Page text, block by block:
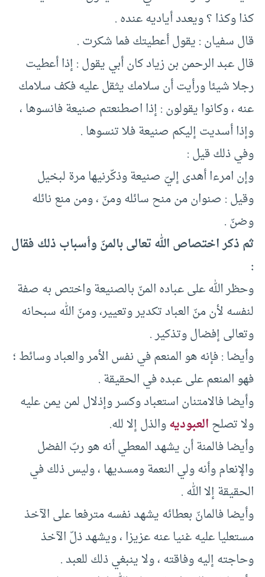
كذا وكذا ؟ ويعدد أياديه عنده .
قال سفيان : يقول أعطيتك فما شكرت .
قال عبد الرحمن بن زياد كان أبي يقول : إذا أعطيت
رجلا شيئا ورأيت أن سلامك يثقل عليه فكف سلامك
عنه ، وكانوا يقولون : إذا اصطنعتم صنيعة فانسوها ،
وإذا أسديت إليكم صنيعة فلا تنسوها .
وفي ذلك قيل :
وإن امرءا أهدى إليّ صنيعة وذكّرنيها مرة لبخيل
وقيل : صنوان من منح سائله ومنّ ، ومن منع نائله
وضنّ .
ثم ذكر اختصاص الله تعالى بالمنّ وأسباب ذلك فقال
:
وحظر الله على عباده المنّ بالصنيعة واختص به صفة
لنفسه لأن منّ العباد تكدير وتعيير، ومنّ الله سبحانه
وتعالى إفضال وتذكير .
وأيضا : فإنه هو المنعم في نفس الأمر والعباد وسائط ؛
فهو المنعم على عبده في الحقيقة .
وأيضا فالامتنان استعباد وكسر وإذلال لمن يمن عليه
ولا تصلحالعبوديهوالذل إلا لله.
وأيضا فالمنة أن يشهد المعطي أنه هو ربّ الفضل
والإنعام وأنه ولي النعمة ومسديها ، وليس ذلك في
الحقيقة إلا الله .
وأيضا فالمانّ بعطائه يشهد نفسه مترفعا على الآخذ
مستعليا عليه غنيا عنه عزيزا ، ويشهد ذلّ الآخذ
وحاجته إليه وفاقته ، ولا ينبغي ذلك للعبد .